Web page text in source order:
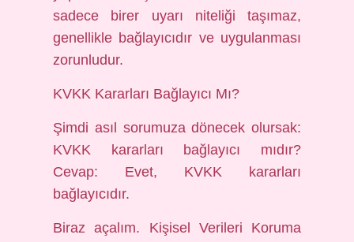
sadece birer uyarı niteliği taşımaz,
genellikle bağlayıcıdır ve uygulanması
zorunludur.
KVKK Kararları Bağlayıcı Mı?
Şimdi asıl sorumuza dönecek olursak:
KVKK kararları bağlayıcı mıdır?
Cevap: Evet, KVKK kararları
bağlayıcıdır.
Biraz açalım. Kişisel Verileri Koruma